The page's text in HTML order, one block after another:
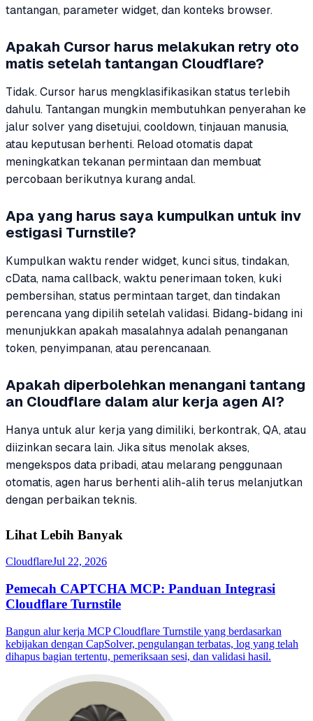
tantangan, parameter widget, dan konteks browser.
Apakah Cursor harus melakukan retry oto
matis setelah tantangan Cloudflare?
Tidak. Cursor harus mengklasifikasikan status terlebih
dahulu. Tantangan mungkin membutuhkan penyerahan ke
jalur solver yang disetujui, cooldown, tinjauan manusia,
atau keputusan berhenti. Reload otomatis dapat
meningkatkan tekanan permintaan dan membuat
percobaan berikutnya kurang andal.
Apa yang harus saya kumpulkan untuk inv
estigasi Turnstile?
Kumpulkan waktu render widget, kunci situs, tindakan,
cData, nama callback, waktu penerimaan token, kuki
pembersihan, status permintaan target, dan tindakan
perencana yang dipilih setelah validasi. Bidang-bidang ini
menunjukkan apakah masalahnya adalah penanganan
token, penyimpanan, atau perencanaan.
Apakah diperbolehkan menangani tantang
an Cloudflare dalam alur kerja agen AI?
Hanya untuk alur kerja yang dimiliki, berkontrak, QA, atau
diizinkan secara lain. Jika situs menolak akses,
mengekspos data pribadi, atau melarang penggunaan
otomatis, agen harus berhenti alih-alih terus melanjutkan
dengan perbaikan teknis.
Lihat Lebih Banyak
CloudflareJul 22, 2026
Pemecah CAPTCHA MCP: Panduan Integrasi
Cloudflare Turnstile
Bangun alur kerja MCP Cloudflare Turnstile yang berdasarkan
kebijakan dengan CapSolver, pengulangan terbatas, log yang telah
dihapus bagian tertentu, pemeriksaan sesi, dan validasi hasil.